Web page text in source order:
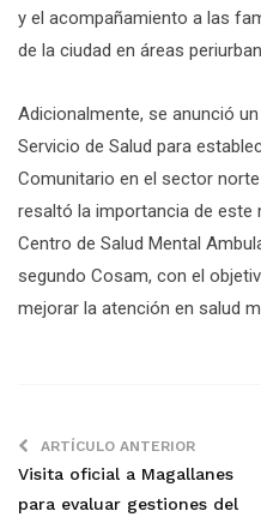
y el acompañamiento a las
de la ciudad en áreas
Adicionalmente, se anunció
Servicio de Salud para
Comunitario en el sector
resaltó la importancia de este
Centro de Salud Mental
segundo Cosam, con el
mejorar la atención en salud
ARTÍCULO ANTERIOR
Visita oficial a Magallanes
para evaluar gestiones del